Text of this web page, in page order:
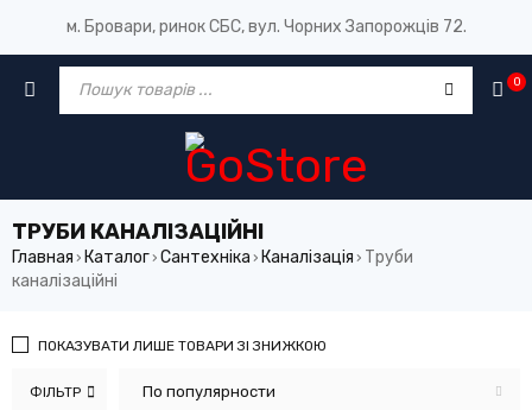
м. Бровари, ринок СБС, вул. Чорних Запорожців 72.
0
ТРУБИ КАНАЛІЗАЦІЙНІ
Главная › Каталог› Сантехніка › Каналізація › Труби
каналізаційні
ФІЛЬТР По популярности
ПОКАЗУВАТИ ЛИШЕ ТОВАРИ ЗІ ЗНИЖКОЮ